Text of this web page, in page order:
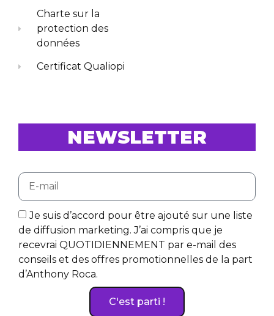
Charte sur la
protection des
données
Certificat Qualiopi
NEWSLETTER
Je suis d’accord pour être ajouté sur une liste
de diffusion marketing. J’ai compris que je
recevrai QUOTIDIENNEMENT par e-mail des
conseils et des offres promotionnelles de la part
d’Anthony Roca.
C'est parti !